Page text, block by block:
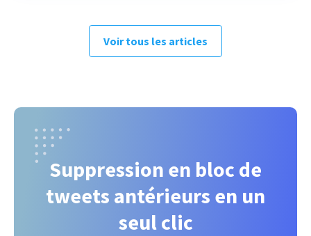
Voir tous les articles
Suppression en bloc de
tweets antérieurs en un
seul clic